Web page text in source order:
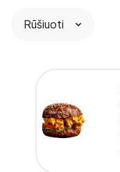
Rūšiuoti